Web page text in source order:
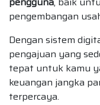
pengembangan
Dengan sistem
pengajuan yang
tepat untuk kamu
keuangan jangka
terpercaya.